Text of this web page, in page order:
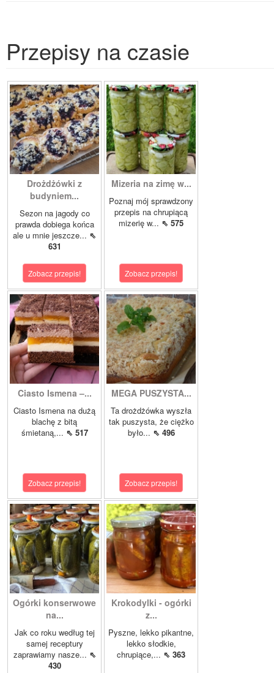
Przepisy na czasie
Drożdżówki z
budyniem...
Sezon na jagody co
prawda dobiega końca
ale u mnie jeszcze... ⇖
631
Zobacz przepis!
Mizeria na zimę w...
Poznaj mój sprawdzony
przepis na chrupiącą
mizerię w... ⇖ 575
Zobacz przepis!
Ciasto Ismena –...
Ciasto Ismena na dużą
blachę z bitą
śmietaną,... ⇖ 517
Zobacz przepis!
MEGA PUSZYSTA...
Ta drożdżówka wyszła
tak puszysta, że ciężko
było... ⇖ 496
Zobacz przepis!
Ogórki konserwowe
na...
Jak co roku według tej
samej receptury
zaprawiamy nasze... ⇖
430
Krokodylki - ogórki
z...
Pyszne, lekko pikantne,
lekko słodkie,
chrupiące,... ⇖ 363